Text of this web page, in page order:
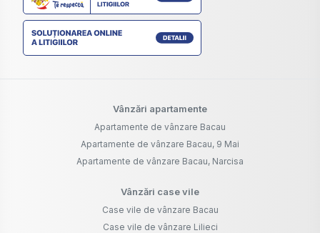
Vânzări apartamente
Apartamente de vânzare Bacau
Apartamente de vânzare Bacau, 9 Mai
Apartamente de vânzare Bacau, Narcisa
Vânzări case vile
Case vile de vânzare Bacau
Case vile de vânzare Lilieci